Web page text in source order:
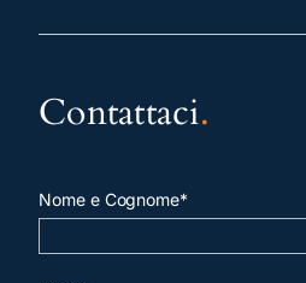
Contattaci.
Nome e Cognome*